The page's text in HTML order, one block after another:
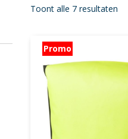
Toont alle 7 resultaten
Promo